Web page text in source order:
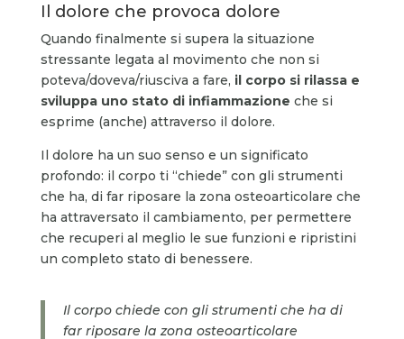
Il dolore che provoca dolore
Quando finalmente si supera la situazione
stressante legata al movimento che non si
poteva/doveva/riusciva a fare, il corpo si rilassa e
sviluppa uno stato di infiammazione che si
esprime (anche) attraverso il dolore.
Il dolore ha un suo senso e un significato
profondo: il corpo ti “chiede” con gli strumenti
che ha, di far riposare la zona osteoarticolare che
ha attraversato il cambiamento, per permettere
che recuperi al meglio le sue funzioni e ripristini
un completo stato di benessere.
Il corpo chiede con gli strumenti che ha di
far riposare la zona osteoarticolare